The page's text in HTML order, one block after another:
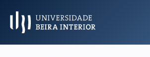
Menu Principal